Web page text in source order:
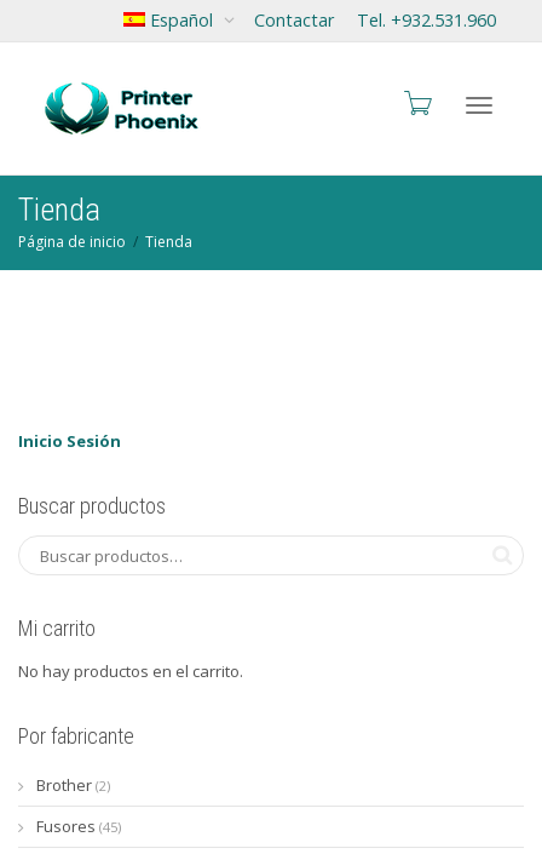
Español Contactar Tel. +932.531.960
Tienda
Página de inicio Tienda
Inicio Sesión
Buscar productos
Mi carrito
No hay productos en el carrito.
Por fabricante
Brother (2)
Fusores (45)